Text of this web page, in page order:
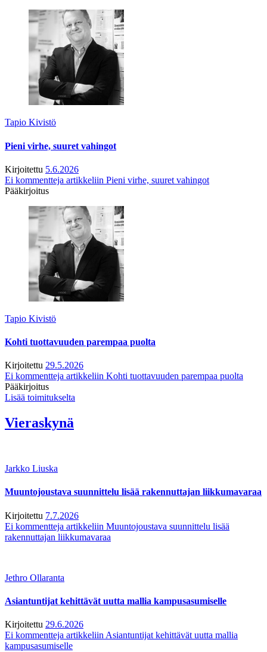
Tapio Kivistö
Pieni virhe, suuret vahingot
Kirjoitettu 5.6.2026
Ei kommentteja artikkeliin Pieni virhe, suuret vahingot
Pääkirjoitus
Tapio Kivistö
Kohti tuottavuuden parempaa puolta
Kirjoitettu 29.5.2026
Ei kommentteja artikkeliin Kohti tuottavuuden parempaa puolta
Pääkirjoitus
Lisää toimitukselta
Vieraskynä
Jarkko Liuska
Muuntojoustava suunnittelu lisää rakennuttajan liikkumavaraa
Kirjoitettu 7.7.2026
Ei kommentteja artikkeliin Muuntojoustava suunnittelu lisää
rakennuttajan liikkumavaraa
Jethro Ollaranta
Asiantuntijat kehittävät uutta mallia kampusasumiselle
Kirjoitettu 29.6.2026
Ei kommentteja artikkeliin Asiantuntijat kehittävät uutta mallia
kampusasumiselle